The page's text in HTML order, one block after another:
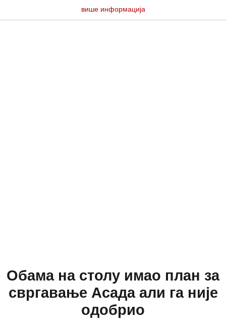
више информација
Обама на столу имао план за
свргавање Асада али га није
одобрио